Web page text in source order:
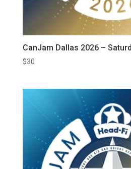
CanJam Dallas 2026 –
$30